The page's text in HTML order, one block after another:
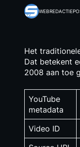
WEBREDACTIE
Het
Dat betekent
2008 aan toe
YouTube
metadata
Video ID